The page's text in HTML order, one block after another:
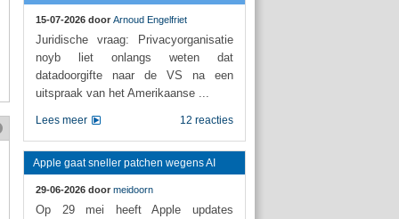
15-07-2026 door Arnoud Engelfriet
Juridische vraag: Privacyorganisatie
noyb liet onlangs weten dat
datadoorgifte naar de VS na een
uitspraak van het Amerikaanse ...
12 reacties
Lees meer
Apple gaat sneller patchen wegens AI
29-06-2026 door meidoorn
Op 29 mei heeft Apple updates